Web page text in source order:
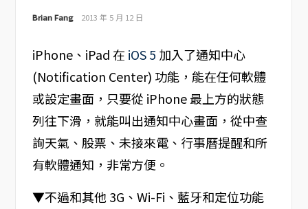
Brian Fang 2013 年 5 月 12 日
iPhone、iPad 在 iOS 5 加入了通知中心
(Notification Center) 功能，能在任何軟體
或設定畫面，只要從 iPhone 最上方的狀態
列往下滑，就能叫出通知中心畫面，從中查
詢天氣、股票、未接來電、行事曆提醒和所
有軟體通知，非常方便。
▼不過和其他 3G、Wi-Fi、藍牙和定位功能